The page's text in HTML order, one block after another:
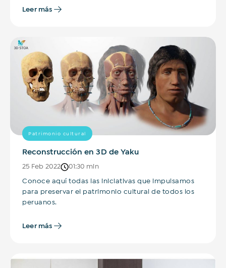
Leer más
Patrimonio cultural
Reconstrucción en 3D de Yaku
25 Feb 2022 01:30 min
Conoce aquí todas las iniciativas que impulsamos
para preservar el patrimonio cultural de todos los
peruanos.
Leer más